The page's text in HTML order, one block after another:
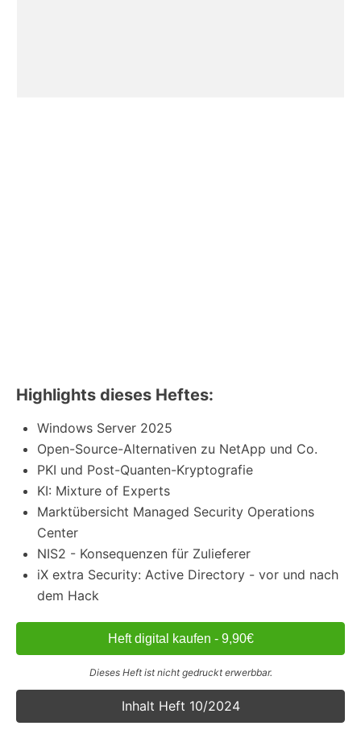
Highlights dieses Heftes:
Windows Server 2025
Open-Source-Alternativen zu NetApp und Co.
PKI und Post-Quanten-Kryptografie
KI: Mixture of Experts
Marktübersicht Managed Security Operations
Center
NIS2 - Konsequenzen für Zulieferer
iX extra Security: Active Directory - vor und nach
dem Hack
Heft digital kaufen - 9,90€
Dieses Heft ist nicht gedruckt erwerbbar.
Inhalt Heft 10/2024